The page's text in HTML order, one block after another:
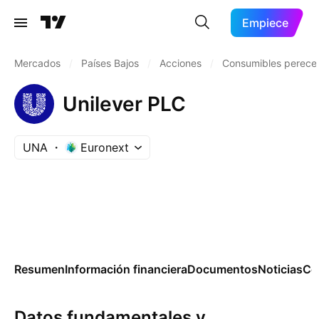
Empiece
Mercados Países Bajos Acciones Consumibles
Unilever PLC
UNA Euronext
ResumenInformación financieraDocumentosNoticias